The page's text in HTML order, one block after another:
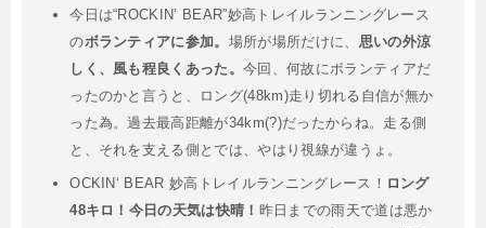
今日は“ROCKIN’ BEAR”妙高トレイルランニングレース
のボランティアに参加。 場所が場所だけに、 思いの外涼
しく、風も程良くあった。今回、何故にボランティアだ
ったのかと言うと、ロング(48km)走り切れる自信が無か
った為。過去最高距離が34km(?)だったからね。走る側
と、それを支える側とでは、やはり視線が違うょ。
OCKIN‘ BEAR 妙高トレイルランニングレース！ ロング
48キロ！今日の天気は快晴！ 昨日までの雨天で道は悪か